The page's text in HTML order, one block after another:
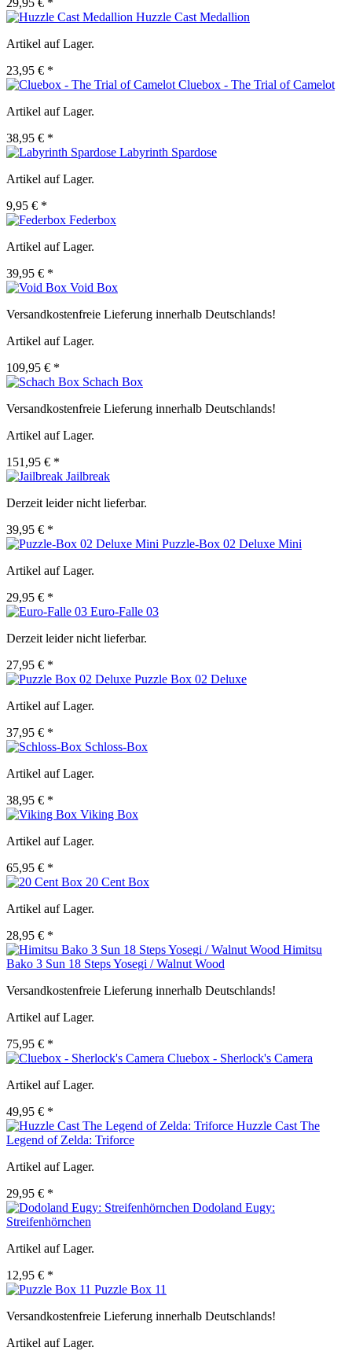
29,95 € *
Huzzle Cast Medallion
Artikel auf Lager.
23,95 € *
Cluebox - The Trial of Camelot
Artikel auf Lager.
38,95 € *
Labyrinth Spardose
Artikel auf Lager.
9,95 € *
Federbox
Artikel auf Lager.
39,95 € *
Void Box
Versandkostenfreie Lieferung innerhalb Deutschlands!
Artikel auf Lager.
109,95 € *
Schach Box
Versandkostenfreie Lieferung innerhalb Deutschlands!
Artikel auf Lager.
151,95 € *
Jailbreak
Derzeit leider nicht lieferbar.
39,95 € *
Puzzle-Box 02 Deluxe Mini
Artikel auf Lager.
29,95 € *
Euro-Falle 03
Derzeit leider nicht lieferbar.
27,95 € *
Puzzle Box 02 Deluxe
Artikel auf Lager.
37,95 € *
Schloss-Box
Artikel auf Lager.
38,95 € *
Viking Box
Artikel auf Lager.
65,95 € *
20 Cent Box
Artikel auf Lager.
28,95 € *
Himitsu
Bako 3 Sun 18 Steps Yosegi / Walnut Wood
Versandkostenfreie Lieferung innerhalb Deutschlands!
Artikel auf Lager.
75,95 € *
Cluebox - Sherlock's Camera
Artikel auf Lager.
49,95 € *
Huzzle Cast The
Legend of Zelda: Triforce
Artikel auf Lager.
29,95 € *
Dodoland Eugy:
Streifenhörnchen
Artikel auf Lager.
12,95 € *
Puzzle Box 11
Versandkostenfreie Lieferung innerhalb Deutschlands!
Artikel auf Lager.